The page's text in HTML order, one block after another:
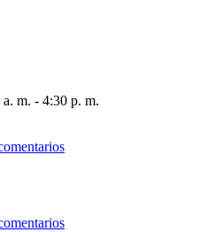
m. - 4:30 p. m.